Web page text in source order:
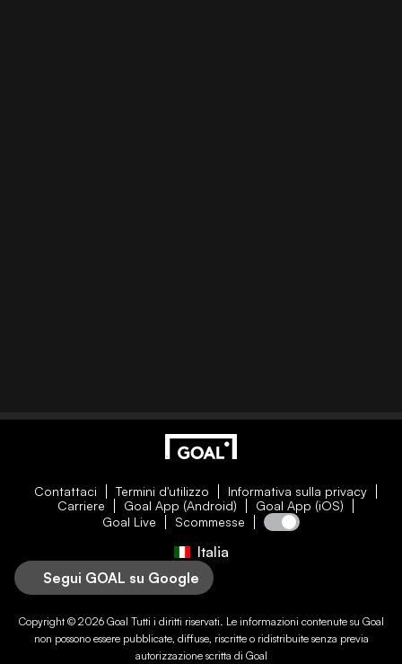
Contattaci Termini d'utilizzo
Informativa sulla privacy
Carriere
Goal App (Android)
Goal App (iOS)
Goal Live
Scommesse
Italia
Segui GOAL su Google
Copyright © 2026 Goal Tutti i diritti riservati. Le informazioni contenute su Goal
non possono essere pubblicate, diffuse, riscritte o ridistribuite senza previa
autorizzazione scritta di Goal